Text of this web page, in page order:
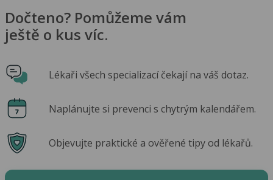
Dočteno? Pomůžeme vám
ještě o kus víc.
Lékaři všech specializací čekají na váš dotaz.
Naplánujte si prevenci s chytrým kalendářem.
Objevujte praktické a ověřené tipy od lékařů.